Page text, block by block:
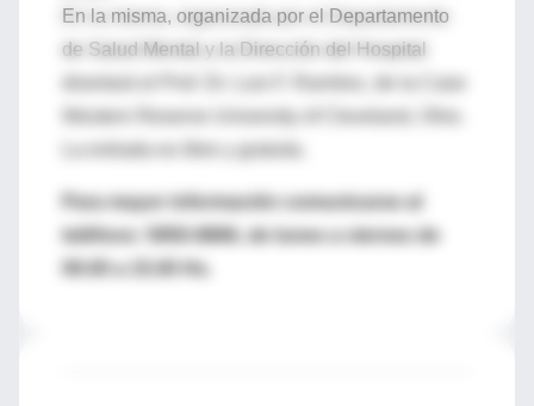
En la misma, organizada por el Departamento
de Salud Mental y la Dirección del Hospital
Para mayor información comunicarse al
teléfono: 5950-8866, de lunes a viernes de